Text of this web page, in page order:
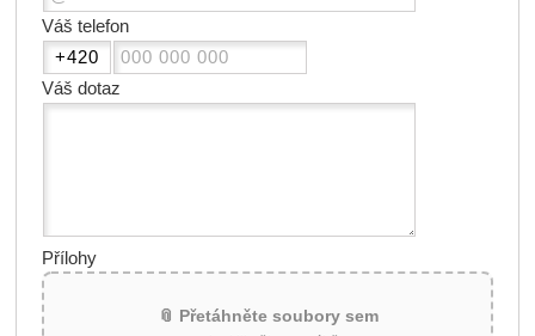
Váš telefon
Váš dotaz
Přílohy
📎 Přetáhněte soubory sem